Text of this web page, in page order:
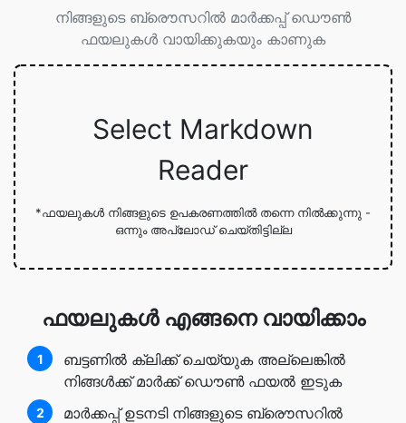
നിങ്ങളുടെ ബ്രൌസറില്‍ മാര്‍ക്കപ്പ് ഡൌണ്‍
ഫയലുകള്‍ വായിക്കുകയും കാണുക
Select Markdown
Reader
*ഫയലുകള്‍ നിങ്ങളുടെ ഉപകരണത്തില്‍ തന്നെ നില്‍ക്കുന്നു -
ഒന്നും അപ്ലോഡ് ചെയ്തിട്ടില്ല
ഫയലുകള്‍ എങ്ങനെ വായിക്കാം
1
ബട്ടണില്‍ ക്ലിക്ക് ചെയ്യുക അല്ലെങ്കില്‍
നിങ്ങള്‍ക്ക് മാര്‍ക്ക് ഡൌണ്‍ ഫയല്‍ ഇടുക
2
മാര്‍ക്കപ്പ് ഉടനടി നിങ്ങളുടെ ബ്രൌസറില്‍